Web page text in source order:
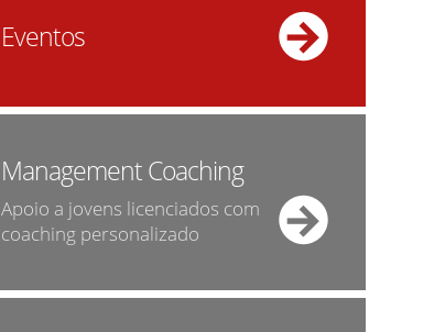
Eventos
Management Coaching
Apoio a jovens licenciados com
coaching personalizado